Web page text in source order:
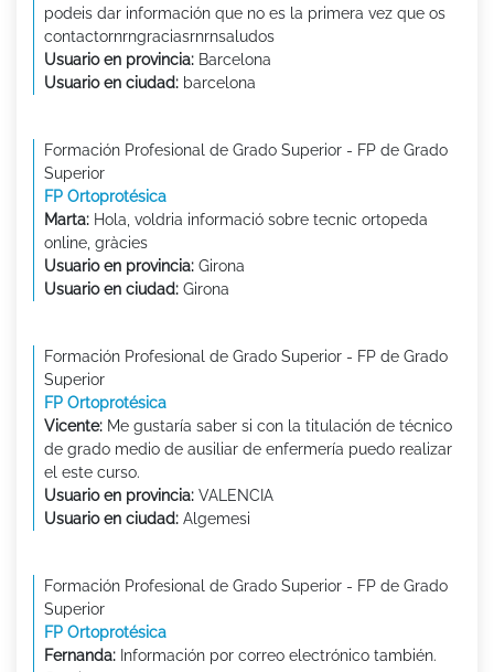
podeis dar información que no es la primera vez que os
contactornrngraciasrnrnsaludos
Usuario en provincia: Barcelona
Usuario en ciudad: barcelona
Formación Profesional de Grado Superior - FP de Grado
Superior
FP Ortoprotésica
Marta: Hola, voldria informació sobre tecnic ortopeda
online, gràcies
Usuario en provincia: Girona
Usuario en ciudad: Girona
Formación Profesional de Grado Superior - FP de Grado
Superior
FP Ortoprotésica
Vicente: Me gustaría saber si con la titulación de técnico
de grado medio de ausiliar de enfermería puedo realizar
el este curso.
Usuario en provincia: VALENCIA
Usuario en ciudad: Algemesi
Formación Profesional de Grado Superior - FP de Grado
Superior
FP Ortoprotésica
Fernanda: Información por correo electrónico también.